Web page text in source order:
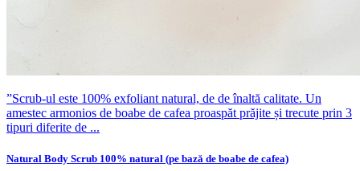
”Scrub-ul este 100% exfoliant natural, de de înaltă calitate. Un
amestec armonios de boabe de cafea proaspăt prăjite și trecute prin 3
tipuri diferite de ...
Natural Body Scrub 100% natural (pe bază de boabe de cafea)